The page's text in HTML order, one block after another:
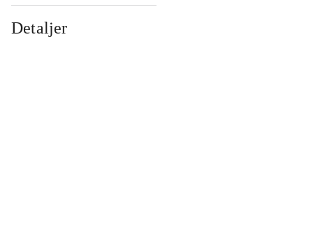
Detaljer